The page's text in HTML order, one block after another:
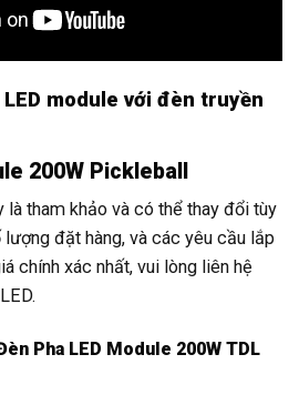
module với đèn truyền
200W Pickleball
là tham khảo và có thể thay đổi tùy
đặt hàng, và các yêu cầu lắp
chính xác nhất, vui lòng liên hệ
Pha LED Module 200W TDL